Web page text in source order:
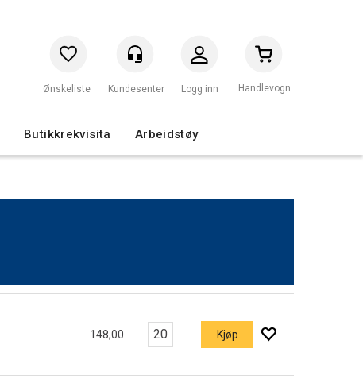
Logg inn Handlevogn
Butikkrekvisita Arbeidstøy
148,00 Kjøp